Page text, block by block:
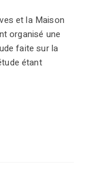
et la Maison
organisé une
faite sur la
étant